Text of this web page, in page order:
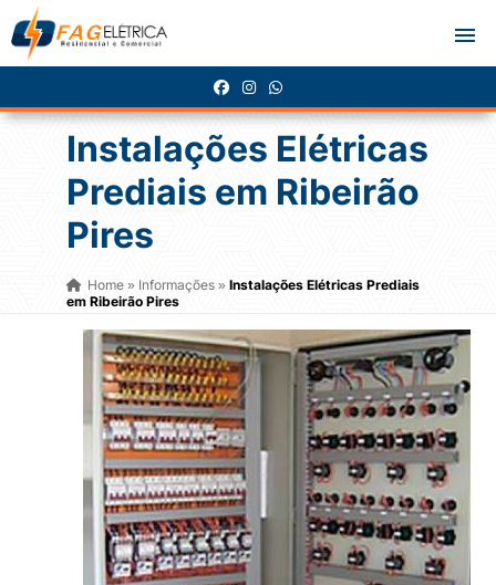
Instalações Elétricas
Prediais em Ribeirão
Pires
Home» Informações » Instalações Elétricas Prediais
em Ribeirão Pires